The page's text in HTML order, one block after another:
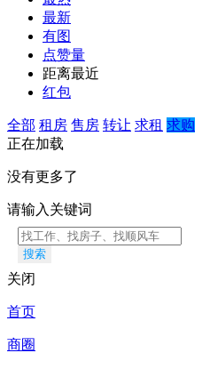
最新
有图
点赞量
距离最近
红包
全部 租房 售房 转让 求租 求购
正在加载
没有更多了
请输入关键词
搜索
关闭
首页
商圈